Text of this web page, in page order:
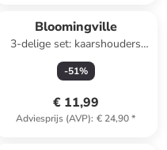
Bloomingville
3-delige set: kaarshouders
bruin/lichtbruin/mosterdgeel -
(B)19 x (H)7 x (D)6cm
-51%
€ 11,99
Adviesprijs (AVP): € 24,90*